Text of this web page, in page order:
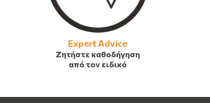
Expert Advice
Ζητήστε καθοδήγηση
από τον ειδικό